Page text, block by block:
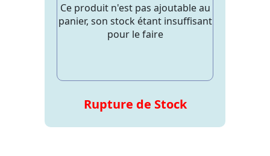
Ce produit n'est pas ajoutable au
panier, son stock étant insuffisant
pour le faire
Rupture de Stock